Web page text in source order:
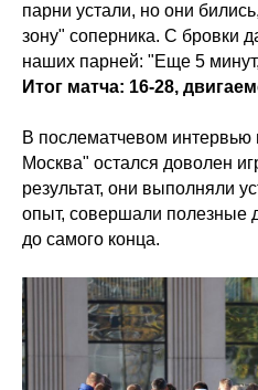
парни устали, но они
зону" соперника. С бровки
наших парней: "Еще 5
Итог матча: 16-28,
В послематчевом
Москва" остался доволен
результат, они выполняли
опыт, совершали полезные
до самого конца.